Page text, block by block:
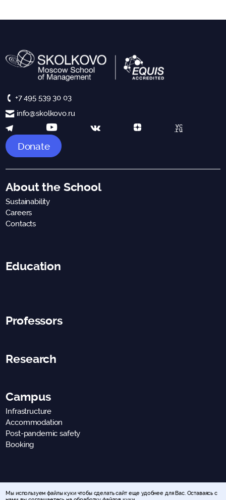
+7 495 539 30 03
info@skolkovo.ru
Donate
About the School
Sustainability
Careers
Contacts
Education
Professors
Research
Campus
Infrastructure
Accommodation
Post-pandemic safety
Booking
Мы используем файлы куки чтобы сделать сайт еще удобнее для Вас. Оставаясь с